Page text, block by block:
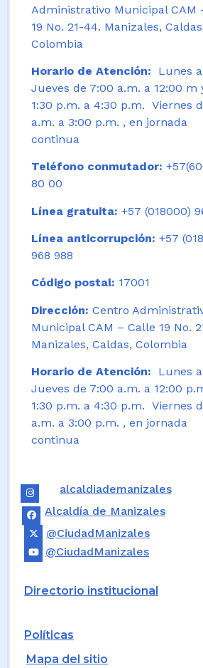
Administrativo Municipal CAM
19 No. 21-44. Manizales,
Colombia
Horario de Atención:
Lunes a
Jueves de 7:00 a.m. a 12:00 m
1:30 p.m. a 4:30 p.m. Viernes
a.m. a 3:00 p.m. , en jornada
continua
Teléfono conmutador:
80 00
Línea gratuita: +57 (018000)
Línea anticorrupción: +57
968 988
Código postal: 17001
Dirección: Centro
Municipal CAM – Calle 19 No.
Manizales, Caldas, Colombia
Horario de Atención: Lunes a
Jueves de 7:00 a.m. a 12:00
1:30 p.m. a 4:30 p.m. Viernes
a.m. a 3:00 p.m. , en jornada
continua
alcaldiademanizales
Alcaldía de Manizales
@CiudadManizales
@CiudadManizales
Directorio institucional
Políticas
Mapa del sitio